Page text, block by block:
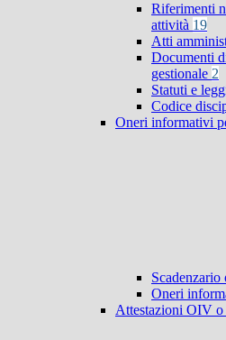
Riferimenti
attività 19
Atti
Documenti
gestionale 2
Statuti e
Codice
Oneri informativi
Oneri
Attestazioni OIV o